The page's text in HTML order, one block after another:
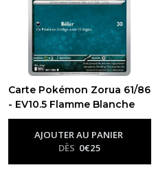
Carte Pokémon Zorua 61/86
- EV10.5 Flamme Blanche
-Ev10.5 - Flamme Blanche
AJOUTER AU PANIER
DÈS 0€25